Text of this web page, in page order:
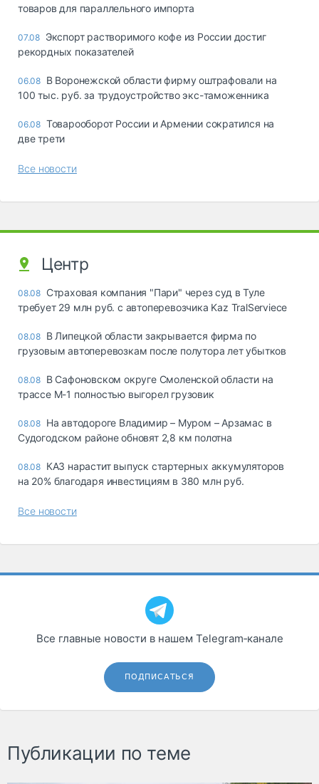
товаров для параллельного импорта
07.08 Экспорт растворимого кофе из России достиг
рекордных показателей
06.08 В Воронежской области фирму оштрафовали на
100 тыс. руб. за трудоустройство экс-таможенника
06.08 Товарооборот России и Армении сократился на
две трети
Все новости
Центр
08.08 Страховая компания "Пари" через суд в Туле
требует 29 млн руб. с автоперевозчика Kaz TralServiece
08.08 В Липецкой области закрывается фирма по
грузовым автоперевозкам после полутора лет убытков
08.08 В Сафоновском округе Смоленской области на
трассе М-1 полностью выгорел грузовик
08.08 На автодороге Владимир – Муром – Арзамас в
Судогодском районе обновят 2,8 км полотна
08.08 КАЗ нарастит выпуск стартерных аккумуляторов
на 20% благодаря инвестициям в 380 млн руб.
Все новости
Все главные новости в нашем Telegram‑канале
ПОДПИСАТЬСЯ
Публикации по теме